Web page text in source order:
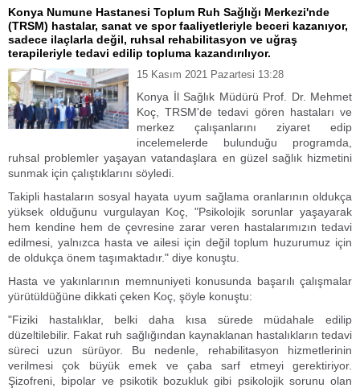
Konya Numune Hastanesi Toplum Ruh Sağlığı Merkezi'nde
(TRSM) hastalar, sanat ve spor faaliyetleriyle beceri kazanıyor,
sadece ilaçlarla değil, ruhsal rehabilitasyon ve uğraş
terapileriyle tedavi edilip topluma kazandırılıyor.
15 Kasım 2021 Pazartesi 13:28
Konya İl Sağlık Müdürü Prof. Dr. Mehmet
Koç, TRSM'de tedavi gören hastaları ve
merkez çalışanlarını ziyaret edip
incelemelerde bulunduğu programda,
ruhsal problemler yaşayan vatandaşlara en güzel sağlık hizmetini
sunmak için çalıştıklarını söyledi.
Takipli hastaların sosyal hayata uyum sağlama oranlarının oldukça
yüksek olduğunu vurgulayan Koç, "Psikolojik sorunlar yaşayarak
hem kendine hem de çevresine zarar veren hastalarımızın tedavi
edilmesi, yalnızca hasta ve ailesi için değil toplum huzurumuz için
de oldukça önem taşımaktadır." diye konuştu.
Hasta ve yakınlarının memnuniyeti konusunda başarılı çalışmalar
yürütüldüğüne dikkati çeken Koç, şöyle konuştu:
"Fiziki hastalıklar, belki daha kısa sürede müdahale edilip
düzeltilebilir. Fakat ruh sağlığından kaynaklanan hastalıkların tedavi
süreci uzun sürüyor. Bu nedenle, rehabilitasyon hizmetlerinin
verilmesi çok büyük emek ve çaba sarf etmeyi gerektiriyor.
Şizofreni, bipolar ve psikotik bozukluk gibi psikolojik sorunu olan